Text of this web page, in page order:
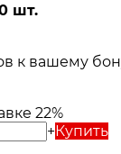
шт.
к вашему
22%
+Купить